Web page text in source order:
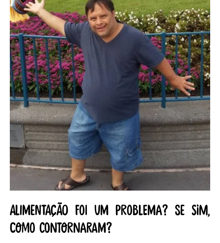
Alimentação foi um problema? Se sim,
como contornaram?